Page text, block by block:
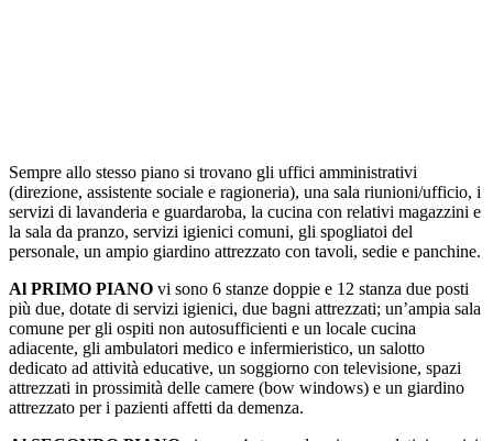
Sempre allo stesso piano si trovano gli uffici amministrativi
(direzione, assistente sociale e ragioneria), una sala riunioni/ufficio, i
servizi di lavanderia e guardaroba, la cucina con relativi magazzini e
la sala da pranzo, servizi igienici comuni, gli spogliatoi del
personale, un ampio giardino attrezzato con tavoli, sedie e panchine.
Al PRIMO PIANO vi sono 6 stanze doppie e 12 stanza due posti
più due, dotate di servizi igienici, due bagni attrezzati; un’ampia sala
comune per gli ospiti non autosufficienti e un locale cucina
adiacente, gli ambulatori medico e infermieristico, un salotto
dedicato ad attività educative, un soggiorno con televisione, spazi
attrezzati in prossimità delle camere (bow windows) e un giardino
attrezzato per i pazienti affetti da demenza.